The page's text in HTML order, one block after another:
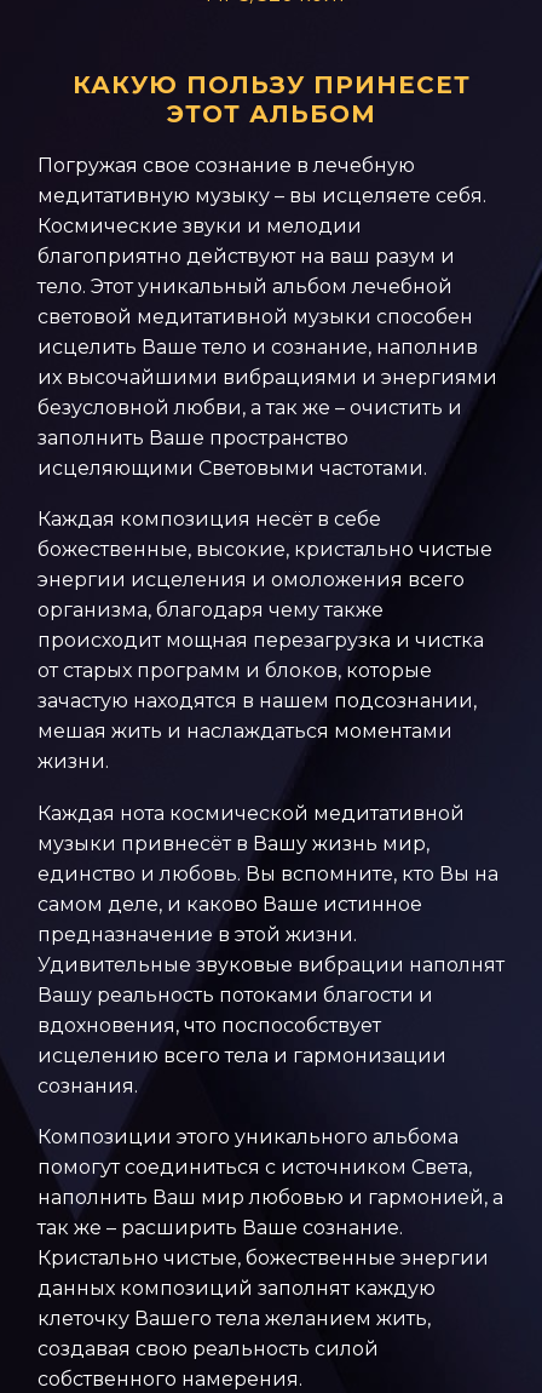
КАКУЮ ПОЛЬЗУ ПРИНЕСЕТ
ЭТОТ АЛЬБОМ
Погружая свое сознание в лечебную
медитативную музыку – вы исцеляете себя.
Космические звуки и мелодии
благоприятно действуют на ваш разум и
тело. Этот уникальный альбом лечебной
световой медитативной музыки способен
исцелить Ваше тело и сознание, наполнив
их высочайшими вибрациями и энергиями
безусловной любви, а так же – очистить и
заполнить Ваше пространство
исцеляющими Световыми частотами.
Каждая композиция несёт в себе
божественные, высокие, кристально чистые
энергии исцеления и омоложения всего
организма, благодаря чему также
происходит мощная перезагрузка и чистка
от старых программ и блоков, которые
зачастую находятся в нашем подсознании,
мешая жить и наслаждаться моментами
жизни.
Каждая нота космической медитативной
музыки привнесёт в Вашу жизнь мир,
единство и любовь. Вы вспомните, кто Вы на
самом деле, и каково Ваше истинное
предназначение в этой жизни.
Удивительные звуковые вибрации наполнят
Вашу реальность потоками благости и
вдохновения, что поспособствует
исцелению всего тела и гармонизации
сознания.
Композиции этого уникального альбома
помогут соединиться с источником Света,
наполнить Ваш мир любовью и гармонией, а
так же – расширить Ваше сознание.
Кристально чистые, божественные энергии
данных композиций заполнят каждую
клеточку Вашего тела желанием жить,
создавая свою реальность силой
собственного намерения.